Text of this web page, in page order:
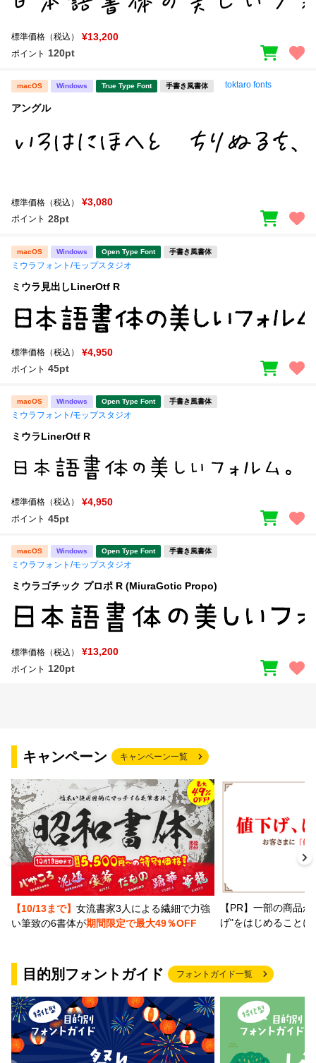
標準価格（税込） ¥13,200
ポイント 120pt
macOS Windows True Type Font 手書き風書体 toktaro fonts
アングル
標準価格（税込） ¥3,080
ポイント 28pt
macOS Windows Open Type Font 手書き風書体
ミウラフォント/モップスタジオ
ミウラ見出しLinerOtf R
標準価格（税込） ¥4,950
ポイント 45pt
macOS Windows Open Type Font 手書き風書体
ミウラフォント/モップスタジオ
ミウラLinerOtf R
標準価格（税込） ¥4,950
ポイント 45pt
macOS Windows Open Type Font 手書き風書体
ミウラフォント/モップスタジオ
ミウラゴチック プロポ R (MiuraGotic Propo)
標準価格（税込） ¥13,200
ポイント 120pt
キャンペーン キャンペーン一覧
【10/13まで】 女流書家3人による繊細で力強
い筆致の6書体が期間限定で最大49％OFF
【PR】一部の商品
げ"をはじめること
目的別フォントガイド フォントガイド一覧